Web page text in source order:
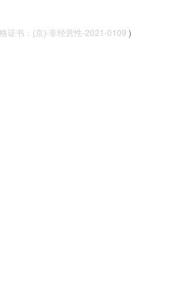
证书：(京)-非经营性-2021-0109 )